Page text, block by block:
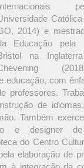
2014) e
Educação pela
na
educação, com
professores.
de
Também
e designer
do Centro
elaboração de